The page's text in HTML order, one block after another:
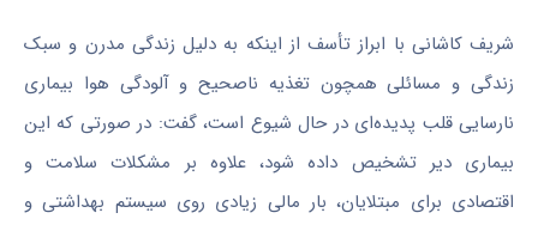
شریف کاشانی با ابراز تأسف از اینکه به دلیل زندگی مدرن و سبک
زندگی و مسائلی همچون تغذیه ناصحیح و آلودگی هوا بیماری
نارسایی قلب پدیده‌ای در حال شیوع است، گفت: در صورتی که این
بیماری دیر تشخیص داده شود، علاوه بر مشکلات سلامت و
اقتصادی برای مبتلایان، بار مالی زیادی روی سیستم بهداشتی و